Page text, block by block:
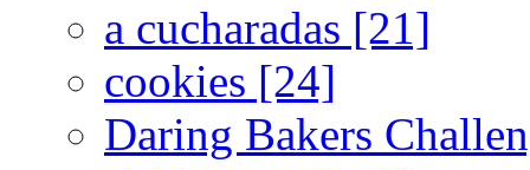
a cucharadas [21]
cookies [24]
Daring Bakers